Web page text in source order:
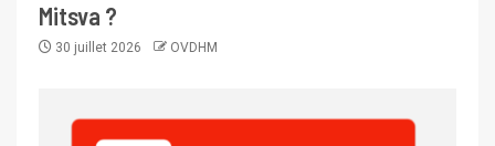
Mitsva ?
30 juillet 2026 OVDHM